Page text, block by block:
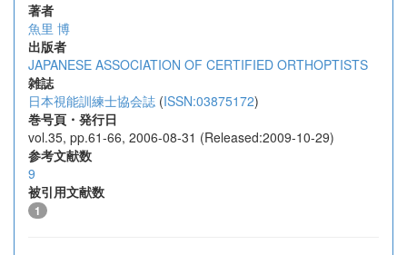
著者
魚里 博
出版者
JAPANESE ASSOCIATION OF CERTIFIED ORTHOPTISTS
雑誌
日本視能訓練士協会誌 (ISSN:03875172)
巻号頁・発行日
vol.35, pp.61-66, 2006-08-31 (Released:2009-10-29)
参考文献数
9
被引用文献数
1